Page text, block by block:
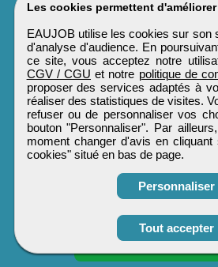
Obtenir ses
Les cookies permettent
EAUJOB utilise les cookies sur son
d'analyse d'audience. En
ce site, vous acceptez notre
CGV / CGU et notre politique de
proposer des services adaptés à
réaliser des statistiques de visites.
refuser ou de personnaliser vos
bouton "Personnaliser". Par
moment changer d'avis en
cookies" situé en bas de page.
Personnaliser
Tout accepter
EAUJOB
Tous droits réservés ©